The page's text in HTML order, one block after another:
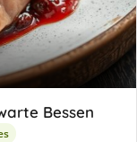
Bessen